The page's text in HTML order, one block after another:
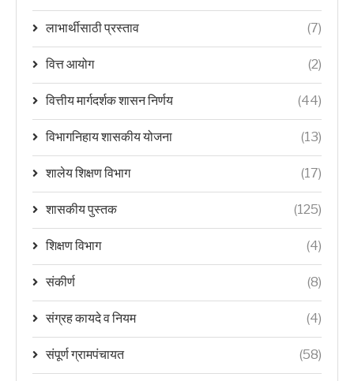
लाभार्थीसाठी प्रस्ताव (7)
वित्त आयोग (2)
वित्तीय मार्गदर्शक शासन निर्णय (44)
विभागनिहाय शासकीय योजना (13)
शालेय शिक्षण विभाग (17)
शासकीय पुस्तक (125)
शिक्षण विभाग (4)
संकीर्ण (8)
संग्रह कायदे व नियम (4)
संपूर्ण ग्रामपंचायत (58)